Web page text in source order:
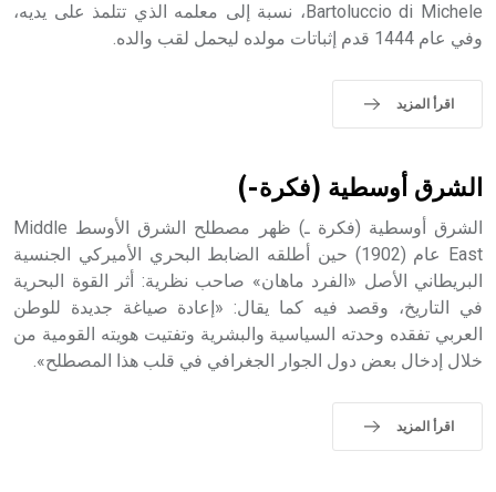
الملوك الذين حكموا مدينة إديسا (الرها) من أبجر الأول وحتى
التاسع، وهم ينتسبون إلى أسرة أوسروين
sign تكتب منفصلة غير متصلة، وتعتمد المبدأ الأكوروفوني،
حيث تقتصر القيمة الصوتية للعلامة الك
Bartoluccio di Michele، نسبة إلى معلمه الذي تتلمذ على يديه،
وفي عام 1444 قدم إثباتات مولده ليحمل لقب والده.
اقرأ المزيد
الشرق أوسطية (فكرة-)
الشرق أوسطية (فكرة ـ) ظهر مصطلح الشرق الأوسط Middle
East عام (1902) حين أطلقه الضابط البحري الأميركي الجنسية
البريطاني الأصل «الفرد ماهان» صاحب نظرية: أثر القوة البحرية
في التاريخ، وقصد فيه كما يقال: «إعادة صياغة جديدة للوطن
العربي تفقده وحدته السياسية والبشرية وتفتيت هويته القومية من
خلال إدخال بعض دول الجوار الجغرافي في قلب هذا المصطلح».
اقرأ المزيد